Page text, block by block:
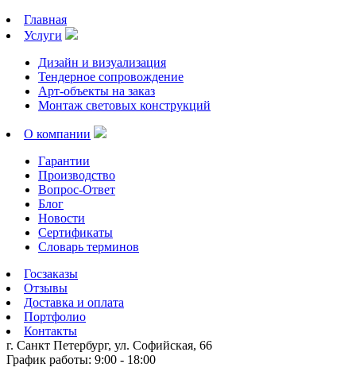
Главная
Услуги
Дизайн и визуализация
Тендерное сопровождение
Арт-объекты на заказ
Монтаж световых конструкций
О компании
Гарантии
Производство
Вопрос-Ответ
Блог
Новости
Сертификаты
Словарь терминов
Госзаказы
Отзывы
Доставка и оплата
Портфолио
Контакты
г. Санкт Петербург, ул. Софийская, 66
График работы: 9:00 - 18:00